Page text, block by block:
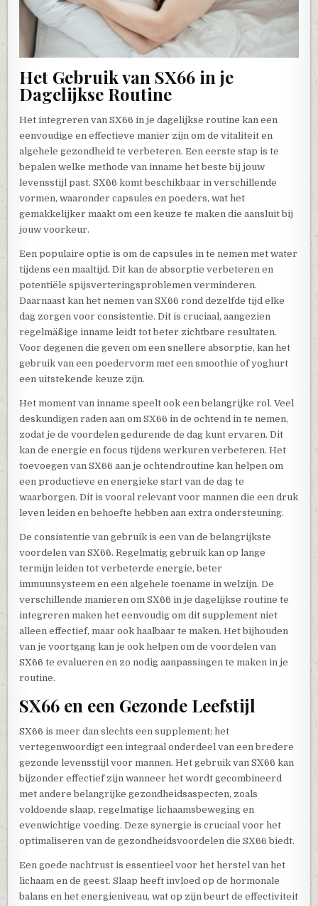
Het Gebruik van SX66 in je
Dagelijkse Routine
Het integreren van SX66 in je dagelijkse routine kan een
eenvoudige en effectieve manier zijn om de vitaliteit en
algehele gezondheid te verbeteren. Een eerste stap is te
bepalen welke methode van inname het beste bij jouw
levensstijl past. SX66 komt beschikbaar in verschillende
vormen, waaronder capsules en poeders, wat het
gemakkelijker maakt om een keuze te maken die aansluit bij
jouw voorkeur.
Een populaire optie is om de capsules in te nemen met water
tijdens een maaltijd. Dit kan de absorptie verbeteren en
potentiële spijsverteringsproblemen verminderen.
Daarnaast kan het nemen van SX66 rond dezelfde tijd elke
dag zorgen voor consistentie. Dit is cruciaal, aangezien
regelmäßige inname leidt tot beter zichtbare resultaten.
Voor degenen die geven om een snellere absorptie, kan het
gebruik van een poedervorm met een smoothie of yoghurt
een uitstekende keuze zijn.
Het moment van inname speelt ook een belangrijke rol. Veel
deskundigen raden aan om SX66 in de ochtend in te nemen,
zodat je de voordelen gedurende de dag kunt ervaren. Dit
kan de energie en focus tijdens werkuren verbeteren. Het
toevoegen van SX66 aan je ochtendroutine kan helpen om
een productieve en energieke start van de dag te
waarborgen. Dit is vooral relevant voor mannen die een druk
leven leiden en behoefte hebben aan extra ondersteuning.
De consistentie van gebruik is een van de belangrijkste
voordelen van SX66. Regelmatig gebruik kan op lange
termijn leiden tot verbeterde energie, beter
immuunsysteem en een algehele toename in welzijn. De
verschillende manieren om SX66 in je dagelijkse routine te
integreren maken het eenvoudig om dit supplement niet
alleen effectief, maar ook haalbaar te maken. Het bijhouden
van je voortgang kan je ook helpen om de voordelen van
SX66 te evalueren en zo nodig aanpassingen te maken in je
routine.
SX66 en een Gezonde Leefstijl
SX66 is meer dan slechts een supplement; het
vertegenwoordigt een integraal onderdeel van een bredere
gezonde levensstijl voor mannen. Het gebruik van SX66 kan
bijzonder effectief zijn wanneer het wordt gecombineerd
met andere belangrijke gezondheidsaspecten, zoals
voldoende slaap, regelmatige lichaamsbeweging en
evenwichtige voeding. Deze synergie is cruciaal voor het
optimaliseren van de gezondheidsvoordelen die SX66 biedt.
Een goede nachtrust is essentieel voor het herstel van het
lichaam en de geest. Slaap heeft invloed op de hormonale
balans en het energieniveau, wat op zijn beurt de effectiviteit